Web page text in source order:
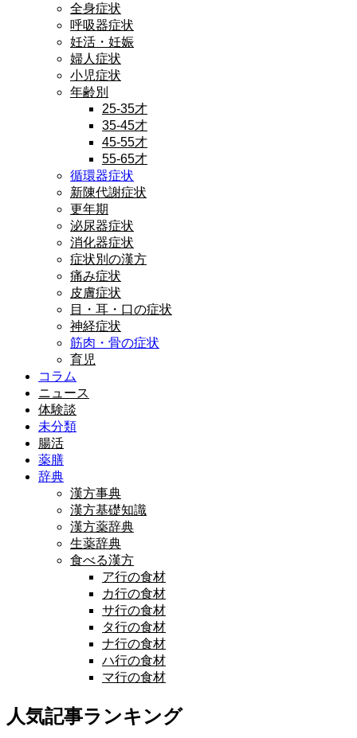
全身症状
呼吸器症状
妊活・妊娠
婦人症状
小児症状
年齢別
25-35才
35-45才
45-55才
55-65才
循環器症状
新陳代謝症状
更年期
泌尿器症状
消化器症状
症状別の漢方
痛み症状
皮膚症状
目・耳・口の症状
神経症状
筋肉・骨の症状
育児
コラム
ニュース
体験談
未分類
腸活
薬膳
辞典
漢方事典
漢方基礎知識
漢方薬辞典
生薬辞典
食べる漢方
ア行の食材
カ行の食材
サ行の食材
タ行の食材
ナ行の食材
ハ行の食材
マ行の食材
人気記事ランキング